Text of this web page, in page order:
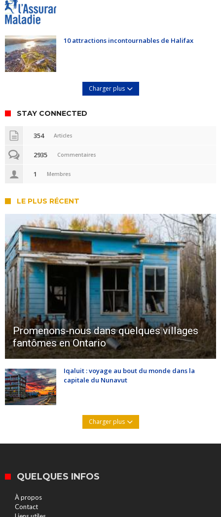
10 attractions incontournables de Halifax
Charger plus
STAY CONNECTED
354 Articles
2935 Commentaires
1 Membres
LE PLUS RÉCENT
Promenons-nous dans quelques villages
fantômes en Ontario
Iqaluit : voyage au bout du monde dans la
capitale du Nunavut
Charger plus
QUELQUES INFOS
À propos
Contact